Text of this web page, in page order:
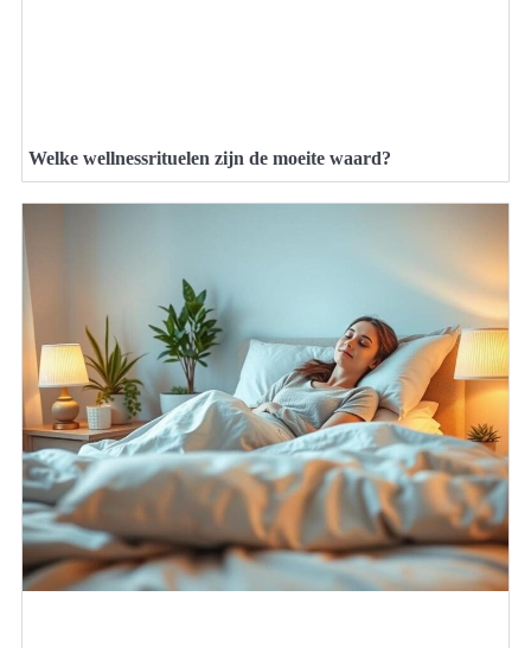
Welke wellnessrituelen zijn de moeite waard?